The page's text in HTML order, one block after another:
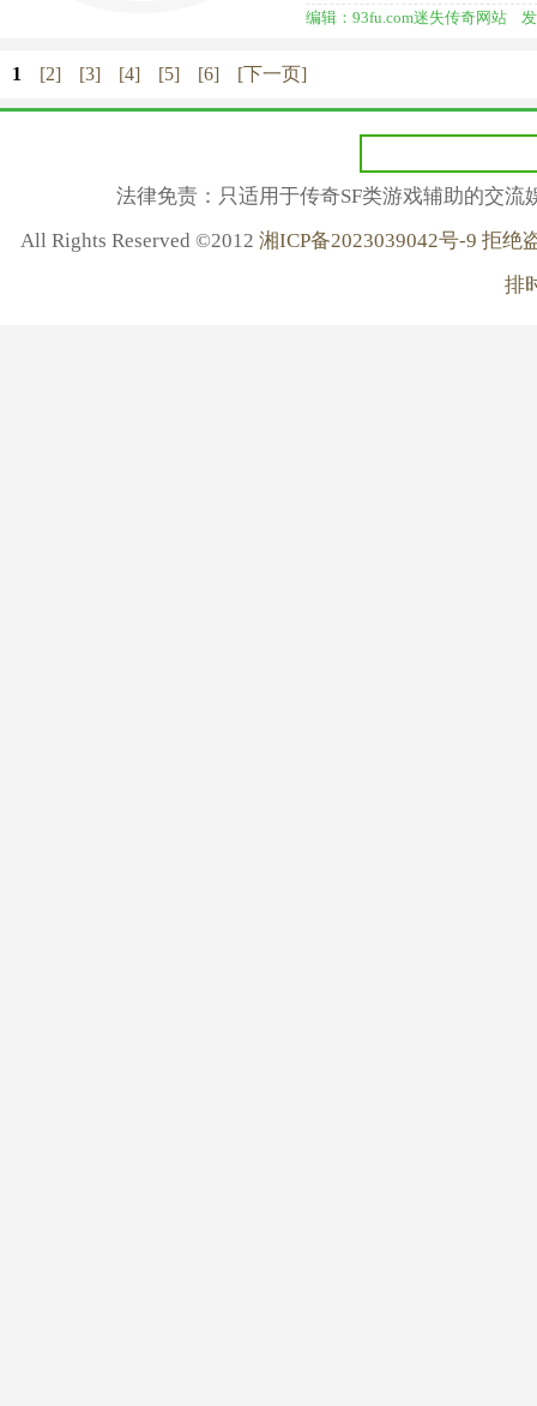
编辑：93fu.com迷失传奇网站
1 [2] [3] [4] [5] [6] [下一页]
法律免责：只适用于传奇SF类游戏辅助的交
All Rights Reserved ©2012 湘ICP备2023039042号-9 拒
排